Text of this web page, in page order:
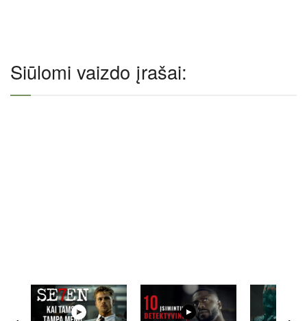
Siūlomi vaizdo įrašai: